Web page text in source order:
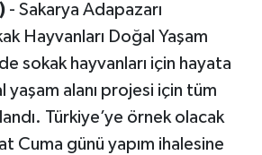
- Sakarya Adapazarı
Hayvanları Doğal Yaşam
sokak hayvanları için hayata
yaşam alanı projesi için tüm
Türkiye’ye örnek olacak
Cuma günü yapım ihalesine